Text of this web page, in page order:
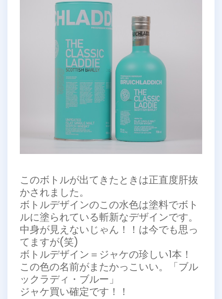
このボトルが出てきたときは正直度肝抜
かされました。
ボトルデザインのこの水色は塗料でボト
ルに塗られている斬新なデザインです。
中身が見えないじゃん！！は今でも思っ
てますが(笑)
ボトルデザイン＝ジャケの珍しい1本！
この色の名前がまたかっこいい。「ブル
ックラディ・ブルー」
ジャケ買い確定です！！